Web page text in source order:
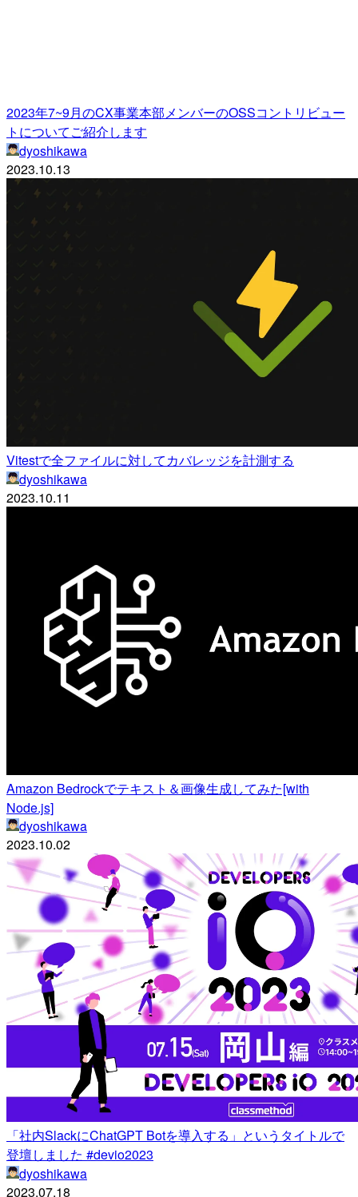
2023年7~9月のCX事業本部メンバーのOSSコントリビュー
トについてご紹介します
dyoshikawa
2023.10.13
Vitestで全ファイルに対してカバレッジを計測する
dyoshikawa
2023.10.11
Amazon Bedrockでテキスト＆画像生成してみた[with
Node.js]
dyoshikawa
2023.10.02
「社内SlackにChatGPT Botを導入する」というタイトルで
登壇しました #devio2023
dyoshikawa
2023.07.18